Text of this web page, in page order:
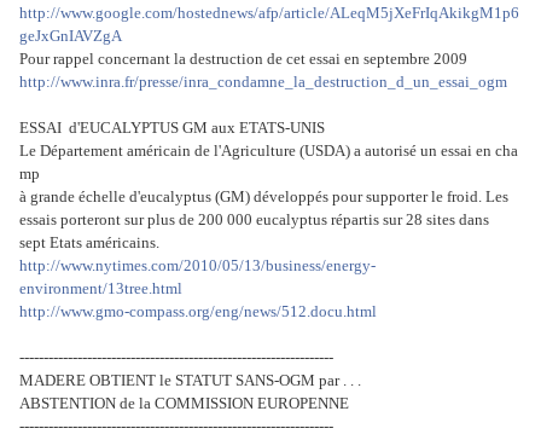
http://www.google.com/hostednews/afp/article/ALeqM5jXeFrIqAkikgM1p6
geJxGnIAVZgA
Pour rappel concernant la destruction de cet essai en septembre 2009
http://www.inra.fr/presse/inra_condamne_la_destruction_d_un_essai_ogm
ESSAI d'EUCALYPTUS GM aux ETATS-UNIS
Le Département américain de l'Agriculture (USDA) a autorisé un essai en cha
mp
à grande échelle d'eucalyptus (GM) développés pour supporter le froid. Les
essais porteront sur plus de 200 000 eucalyptus répartis sur 28 sites dans
sept Etats américains.
http://www.nytimes.com/2010/05/13/business/energy-
environment/13tree.html
http://www.gmo-compass.org/eng/news/512.docu.html
-----------------------------------------------------------------
MADERE OBTIENT le STATUT SANS-OGM par . . .
ABSTENTION de la COMMISSION EUROPENNE
-----------------------------------------------------------------